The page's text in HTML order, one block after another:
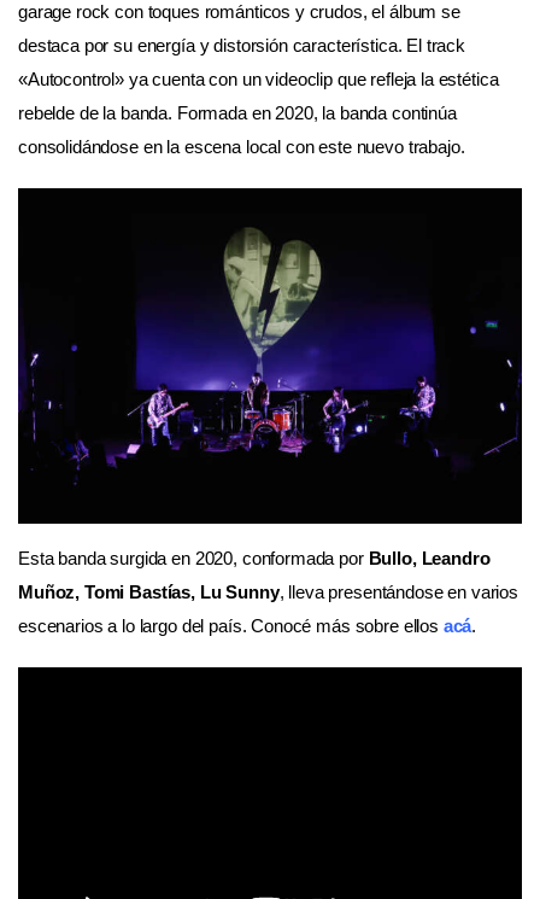
garage rock con toques románticos y crudos, el álbum se
destaca por su energía y distorsión característica. El track
«Autocontrol» ya cuenta con un videoclip que refleja la estética
rebelde de la banda. Formada en 2020, la banda continúa
consolidándose en la escena local con este nuevo trabajo.
Esta banda surgida en 2020, conformada porBullo, Leandro
Muñoz, Tomi Bastías, Lu Sunny, lleva presentándose en varios
escenarios a lo largo del país. Conocé más sobre ellos acá.